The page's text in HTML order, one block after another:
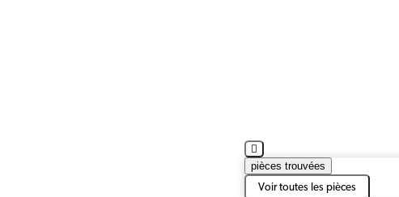
pièces trouvées
Voir toutes les pièces